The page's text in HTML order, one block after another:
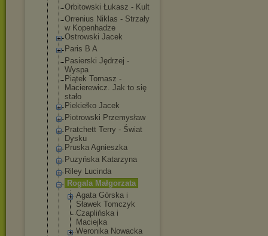
Orbitowski Łukasz - Kult
Orrenius Niklas - Strzały
w Kopenhadze
Ostrowski Jacek
Paris B A
Pasierski Jędrzej -
Wyspa
Piątek Tomasz -
Macierewicz. Jak to się
stało
Piekiełko Jacek
Piotrowski Przemysław
Pratchett Terry - Świat
Dysku
Pruska Agnieszka
Puzyńska Katarzyna
Riley Lucinda
Rogala Małgorzata
Agata Górska i
Sławek Tomczyk
Czaplińska i
Maciejka
Weronika Nowacka